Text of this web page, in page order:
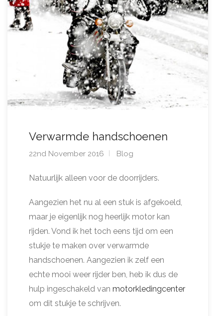
Verwarmde handschoenen
22nd November 2016 Blog
Natuurlijk alleen voor de doorrijders.
Aangezien het nu al een stuk is afgekoeld,
maar je eigenlijk nog heerlijk motor kan
rijden. Vond ik het toch eens tijd om een
stukje te maken over verwarmde
handschoenen. Aangezien ik zelf een
echte mooi weer rijder ben, heb ik dus de
hulp ingeschakeld van motorkledingcenter
om dit stukje te schrijven.